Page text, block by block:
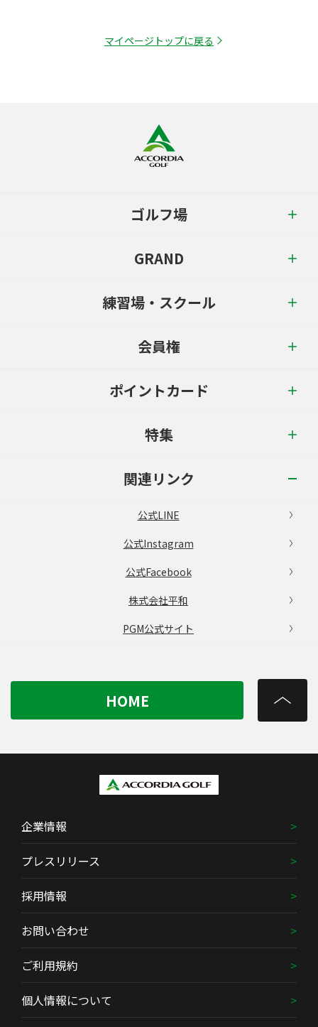
マイページトップに戻る
ゴルフ場
GRAND
練習場・スクール
会員権
ポイントカード
特集
関連リンク
公式LINE
公式Instagram
公式Facebook
株式会社平和
PGM公式サイト
HOME
企業情報
プレスリリース
採用情報
お問い合わせ
ご利用規約
個人情報について